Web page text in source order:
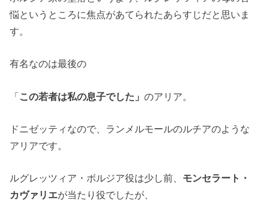
悩というところに焦点があてられたあらすじだと思いま
す。
有名なのは最後の
「この若者は私の息子でした」のアリア。
ドニゼッティなので、ランメルモールのルチアのような
アリアです。
ルグレッツィア・ボルジア役は少し前、 モンセラート・
カヴァリエが当たり役でしたが、